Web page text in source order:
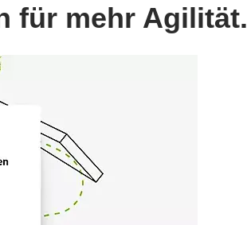
für mehr Agilität.